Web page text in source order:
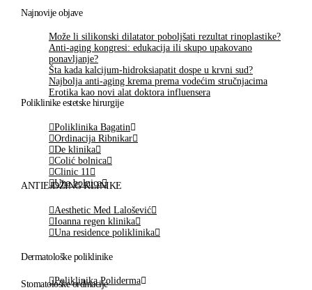
Najnovije objave
Može li silikonski dilatator poboljšati rezultat rinoplastike?
Anti-aging kongresi: edukacija ili skupo upakovano
ponavljanje?
Šta kada kalcijum-hidroksiapatit dospe u krvni sud?
Najbolja anti-aging krema prema vodećim stručnjacima
Erotika kao novi alat doktora influensera
Poliklinike estetske hirurgije
Poliklinika Bagatin
Ordinacija Ribnikar
De klinika
Colić bolnica
Clinic 11
Una bolnica
ANTIEJDŽING KLINIKE
Aesthetic Med Lalošević
Ioanna regen klinika
Una residence poliklinika
Dermatološke poliklinike
Poliklinika Poliderma
Stomatološke ordinacije